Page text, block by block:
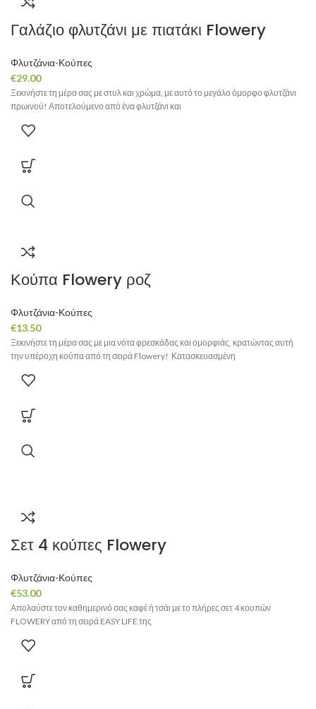
Γαλάζιο φλυτζάνι με πιατάκι Flowery
Φλυτζάνια-Κούπες
€29.00
Ξεκινήστε τη μέρα σας με στυλ και χρώμα, με αυτό το μεγάλο όμορφο φλυτζάνι
πρωινού! Αποτελούμενο από ένα φλυτζάνι και
Κούπα Flowery ροζ
Φλυτζάνια-Κούπες
€13.50
Ξεκινήστε τη μέρα σας με μια νότα φρεσκάδας και ομορφιάς, κρατώντας αυτή
την υπέροχη κούπα από τη σειρά Flowery! Κατασκευασμένη
Σετ 4 κούπες Flowery
Φλυτζάνια-Κούπες
€53.00
Απολαύστε τον καθημερινό σας καφέ ή τσάι με το πλήρες σετ 4 κουπών
FLOWERY από τη σειρά EASY LIFE της